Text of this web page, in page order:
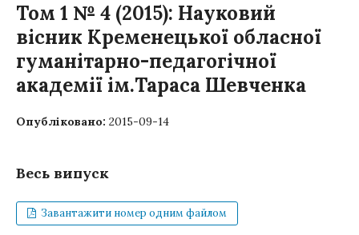
Том 1 № 4 (2015): Науковий
вісник Кременецької обласної
гуманітарно-педагогічної
академії ім.Тараса Шевченка
Опубліковано: 2015-09-14
Весь випуск
Завантажити номер одним файлом